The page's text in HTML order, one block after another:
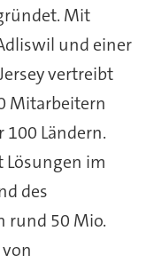
Mit
und einer
vertreibt
Mitarbeitern
Ländern.
im
des
rund 50 Mio.